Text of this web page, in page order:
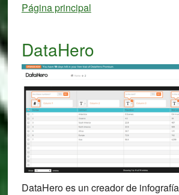
Página principal
DataHero
DataHero es un creador de